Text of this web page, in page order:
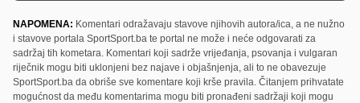
NAPOMENA: Komentari odražavaju stavove njihovih autora/ica, a ne nužno
i stavove portala SportSport.ba te portal ne može i neće odgovarati za
sadržaj tih kometara. Komentari koji sadrže vrijeđanja, psovanja i vulgaran
riječnik mogu biti uklonjeni bez najave i objašnjenja, ali to ne obavezuje
SportSport.ba da obriše sve komentare koji krše pravila. Čitanjem prihvatate
mogućnost da među komentarima mogu biti pronađeni sadržaji koji mogu